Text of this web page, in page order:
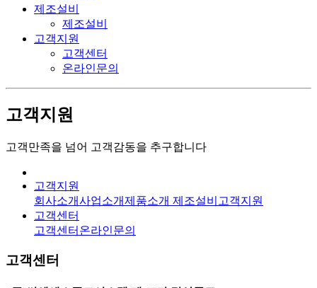
제조설비
제조설비
고객지원
고객센터
온라인문의
고객지원
고객만족을 넘어 고객감동을 추구합니다
고객지원
회사소개사업소개제품소개 제조설비 고객지원
고객센터
고객센터 온라인문의
고객센터